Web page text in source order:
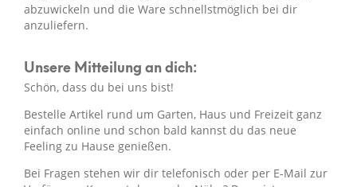
abzuwickeln und die Ware schnellstmöglich bei dir
anzuliefern.
Unsere Mitteilung an dich:
Schön, dass du bei uns bist!
Bestelle Artikel rund um Garten, Haus und Freizeit ganz
einfach online und schon bald kannst du das neue
Feeling zu Hause genießen.
Bei Fragen stehen wir dir telefonisch oder per E-Mail zur